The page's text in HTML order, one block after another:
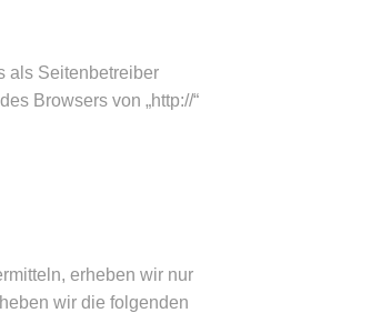
als Seitenbetreiber
Browsers von „http://“
erheben wir nur
wir die folgenden